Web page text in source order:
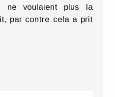
ne voulaient plus la
par contre cela a prit